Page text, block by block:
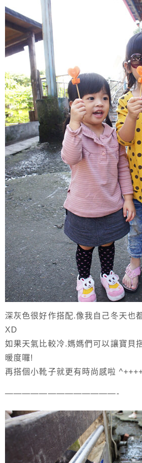
深灰色很好作搭配.像我自己冬天也
XD
如果天氣比較冷.媽媽們可以讓寶貝
暖度囉!
再搭個小靴子就更有時尚感啦
—————————————-